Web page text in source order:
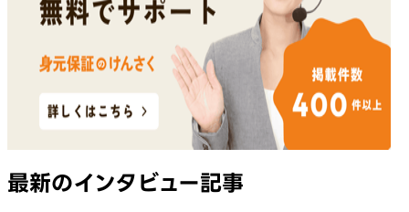
最新のインタビュー記事